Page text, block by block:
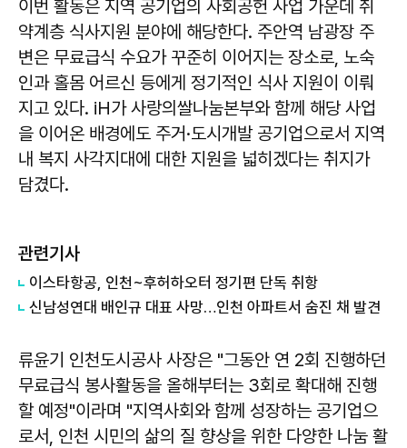
이번 활동은 지역 공기업의 사회공헌 사업 가운데 취
약계층 식사지원 분야에 해당한다. 주안역 남광장 주
변은 무료급식 수요가 꾸준히 이어지는 장소로, 노숙
인과 홀몸 어르신 등에게 정기적인 식사 지원이 이뤄
지고 있다. iH가 사랑의쌀나눔본부와 함께 해당 사업
을 이어온 배경에도 주거·도시개발 공기업으로서 지역
내 복지 사각지대에 대한 지원을 넓히겠다는 취지가
담겼다.
관련기사
이스타항공, 인천~후허하오터 정기편 단독 취항
신남성연대 배인규 대표 사망…인천 아파트서 숨진 채 발견
류윤기 인천도시공사 사장은 "그동안 연 2회 진행하던
무료급식 봉사활동을 올해부터는 3회로 확대해 진행
할 예정"이라며 "지역사회와 함께 성장하는 공기업으
로서, 인천 시민의 삶의 질 향상을 위한 다양한 나눔 활